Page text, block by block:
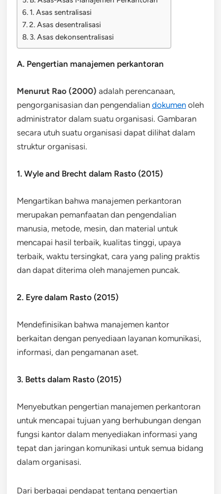
1. Asas sentralisasi
2. Asas desentralisasi
3. Asas dekonsentralisasi
A. Pengertian manajemen perkantoran
Menurut Rao (2000) adalah perencanaan,
pengorganisasian dan pengendalian dokumen oleh
administrator dalam suatu organisasi. Gambaran
secara utuh suatu organisasi dapat dilihat dalam
struktur organisasi.
1. Wyle and Brecht dalam Rasto (2015)
Mengartikan bahwa manajemen perkantoran
merupakan pemanfaatan dan pengendalian
manusia, metode, mesin, dan material untuk
mencapai hasil terbaik, kualitas tinggi, upaya
terbaik, waktu tersingkat, cara yang paling praktis
dan dapat diterima oleh manajemen puncak.
2. Eyre dalam Rasto (2015)
Mendefinisikan bahwa manajemen kantor
berkaitan dengan penyediaan layanan komunikasi,
informasi, dan pengamanan aset.
3. Betts dalam Rasto (2015)
Menyebutkan pengertian manajemen perkantoran
untuk mencapai tujuan yang berhubungan dengan
fungsi kantor dalam menyediakan informasi yang
tepat dan jaringan komunikasi untuk semua bidang
dalam organisasi.
Dari berbagai pendapat tentang pengertian